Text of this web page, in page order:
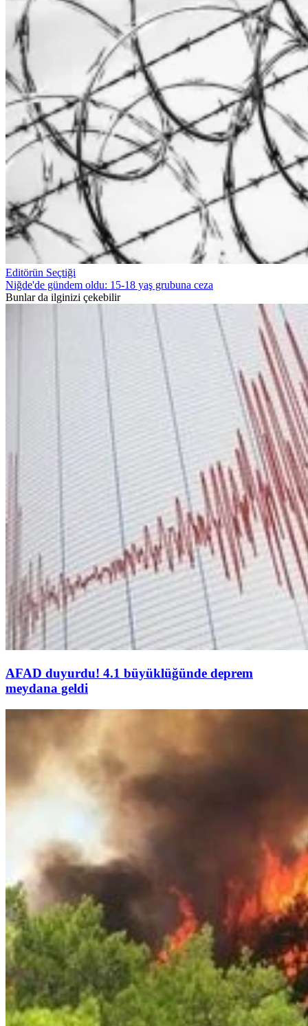
Editörün Seçtiği
Niğde'de gündem oldu: 15-18 yaş grubuna ceza
Bunlar da ilginizi çekebilir
AFAD duyurdu! 4.1 büyüklüğünde deprem
meydana geldi